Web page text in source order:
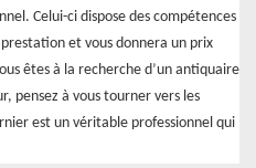
Celui-ci dispose des compétences
et vous donnera un prix
êtes à la recherche d’un antiquaire
pensez à vous tourner vers les
est un véritable professionnel qui